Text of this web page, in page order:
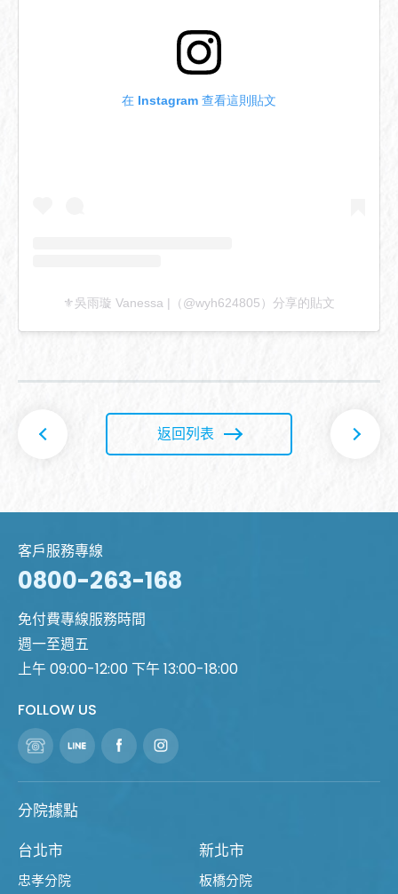
在 Instagram 查看這則貼文
⚜️吳雨璇 Vanessa |（@wyh624805）分享的貼文
返回列表
客戶服務專線
0800-263-168
免付費專線服務時間
週一至週五
上午 09:00-12:00 下午 13:00-18:00
FOLLOW US
分院據點
台北市
忠孝分院
新北市
板橋分院